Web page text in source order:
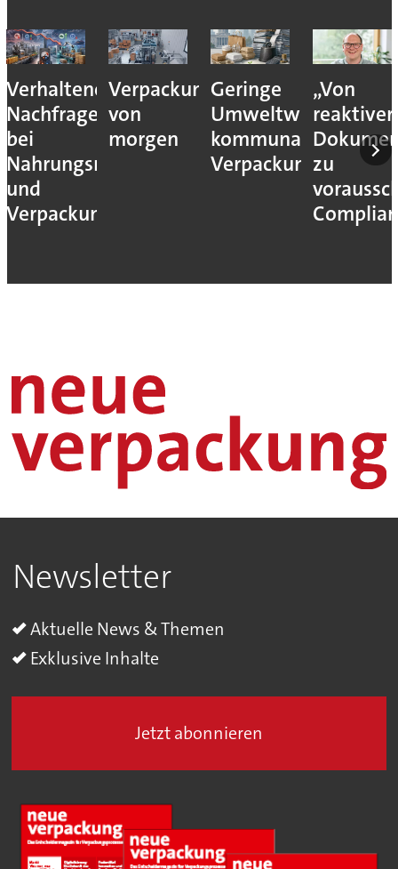
Verhaltene
Nachfrage
bei
Nahrungsmittel-
und
Verpackungsmaschinen
Verpackungslogistik
von
morgen
Geringe
Umweltwirkung
kommunaler
Verpackungssteuern
„Von
reaktiver
zu
Newsletter
Aktuelle News & Themen
Exklusive Inhalte
Jetzt abonnieren